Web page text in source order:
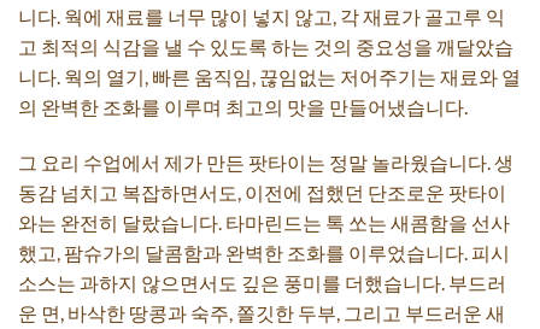
니다. 웍에 재료를 너무 많이 넣지 않고, 각 재료가 골고루 익
고 최적의 식감을 낼 수 있도록 하는 것의 중요성을 깨달았습
니다. 웍의 열기, 빠른 움직임, 끊임없는 저어주기는 재료와 열
의 완벽한 조화를 이루며 최고의 맛을 만들어냈습니다.
그 요리 수업에서 제가 만든 팟타이는 정말 놀라웠습니다. 생
동감 넘치고 복잡하면서도, 이전에 접했던 단조로운 팟타이
와는 완전히 달랐습니다. 타마린드는 톡 쏘는 새콤함을 선사
했고, 팜슈가의 달콤함과 완벽한 조화를 이루었습니다. 피시
소스는 과하지 않으면서도 깊은 풍미를 더했습니다. 부드러
운 면, 바삭한 땅콩과 숙주, 쫄깃한 두부, 그리고 부드러운 새